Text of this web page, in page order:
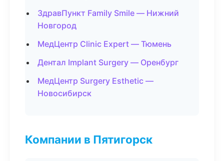
ЗдравПункт Family Smile — Нижний
Новгород
МедЦентр Clinic Expert — Тюмень
Дентал Implant Surgery — Оренбург
МедЦентр Surgery Esthetic —
Новосибирск
Компании в Пятигорск